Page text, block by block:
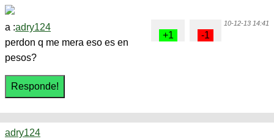
10-12-13 14:41
a :adry124
perdon q me mera eso es en
pesos?
adry124